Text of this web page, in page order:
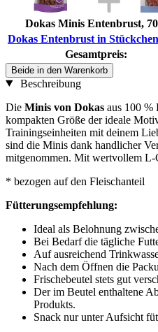
Dokas Minis Entenbrust,
Dokas Entenbrust in
Gesamtpreis:
Beide in den Warenkorb
Beschreibung
Die Minis von Dokas aus 100 %
kompakten Größe der ideale
Trainingseinheiten mit deinem
sind die Minis dank handlicher
mitgenommen. Mit wertvollem L-
* bezogen auf den Fleischanteil
Fütterungsempfehlung:
Ideal als Belohnung
Bei Bedarf die tägliche
Auf ausreichend
Nach dem Öffnen die
Frischebeutel stets gut
Der im Beutel enthaltene
Produkts.
Snack nur unter Aufsicht